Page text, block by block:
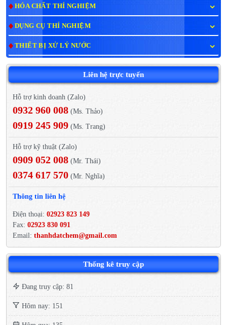
HÓA CHẤT THÍ NGHIỆM
DỤNG CỤ THÍ NGHIỆM
THIẾT BỊ XỬ LÝ NƯỚC
Liên hệ trực tuyến
Hỗ trợ kinh doanh (Zalo)
0932 960 008 (Ms. Thảo)
0919 245 909 (Ms. Trang)
Hỗ trợ kỹ thuật (Zalo)
0909 052 008 (Mr. Thái)
0374 617 570 (Mr. Nghĩa)
Thông tin liên hệ
Điện thoại: 02923 823 149
Fax: 02923 830 091
Email: thanhdatchem@gmail.com
Thống kê truy cập
Đang truy cập: 81
Hôm nay: 151